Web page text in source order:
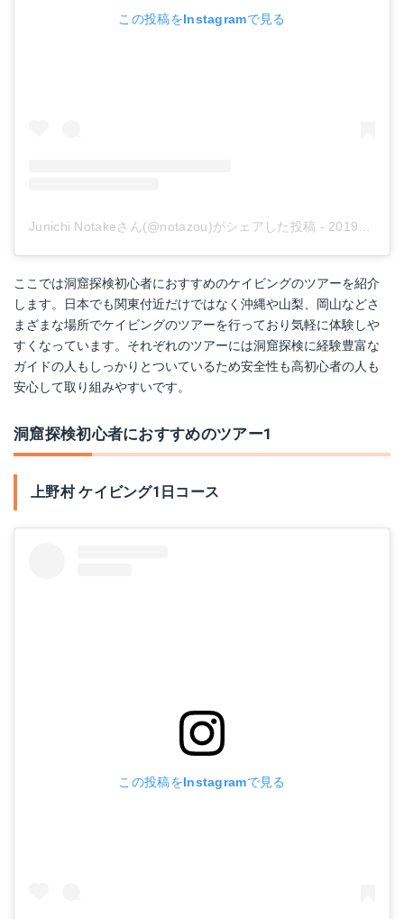
この投稿をInstagramで見る
Junichi Notakeさん(@notazou)がシェアした投稿 - 2019年 6月月14日午後1時34分PDT
ここでは洞窟探検初心者におすすめのケイビングのツアーを紹介
します。日本でも関東付近だけではなく沖縄や山梨、岡山などさ
まざまな場所でケイビングのツアーを行っており気軽に体験しや
すくなっています。それぞれのツアーには洞窟探検に経験豊富な
ガイドの人もしっかりとついているため安全性も高初心者の人も
安心して取り組みやすいです。
洞窟探検初心者におすすめのツアー1
上野村 ケイビング1日コース
この投稿をInstagramで見る